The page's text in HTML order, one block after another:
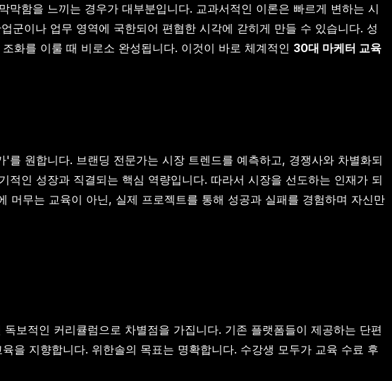
함을 느끼는 경우가 대부분입니다. 교과서적인 이론은 빠르게 변하는 시
군이나 업무 영역에 국한되어 편협한 시각에 갇히게 만들 수 있습니다. 성
화를 이룰 때 비로소 완성됩니다. 이것이 바로 체계적인 30대 마케터 교육
원합니다. 브랜딩 전문가는 시장 트렌드를 예측하고, 경쟁사와 차별화되
인 성장과 직결되는 핵심 역량입니다. 따라서 시장을 선도하는 인재가 되
머무는 교육이 아닌, 실제 프로젝트를 통해 성공과 실패를 경험하며 자신만
보적인 커리큘럼으로 차별점을 가집니다. 기존 플랫폼들이 제공하는 단편
을 지향합니다. 위한솔의 목표는 명확합니다. 수강생 모두가 교육 수료 후